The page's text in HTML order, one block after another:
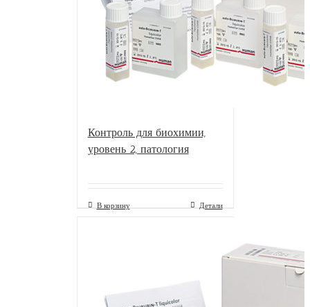
Контроль для биохимии,
уровень 2, патология
В корзину Детали